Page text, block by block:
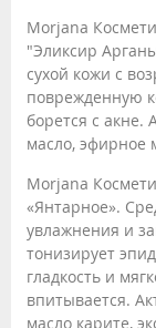
Morjana
"Эликсир
сухой кожи с
поврежденную
борется с акне.
масло, эфирное
Morjana
«Янтарное».
увлажнения и
тонизирует
гладкость и
впитывается.
масло карите,